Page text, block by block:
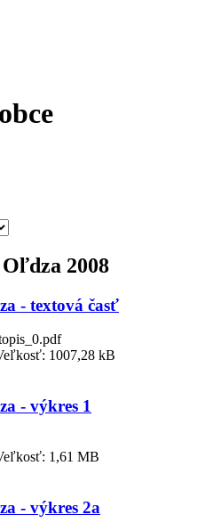
2008
- textová časť
1007,28 kB
- výkres 1
1,61 MB
- výkres 2a